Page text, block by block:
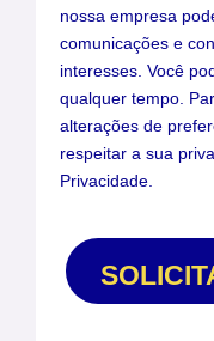
nossa empresa
comunicações e
interesses. Você
qualquer tempo.
alterações de
respeitar a sua
Privacidade.